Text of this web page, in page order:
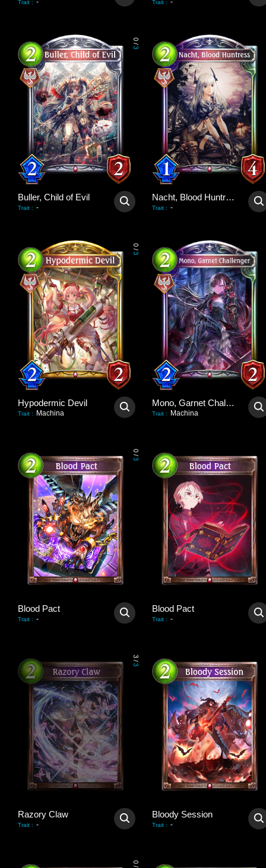
Trait : - Trait : -
0
/
3
Buller, Child of Evil
Trait : -
Nacht, Blood Huntress
Trait : -
0
/
3
Hypodermic Devil
Trait : Machina
Mono, Garnet Challenger
Trait : Machina
0
/
3
Blood Pact
Trait : -
Blood Pact
Trait : -
3
/
3
Razory Claw
Trait : -
Bloody Session
Trait : -
0
/